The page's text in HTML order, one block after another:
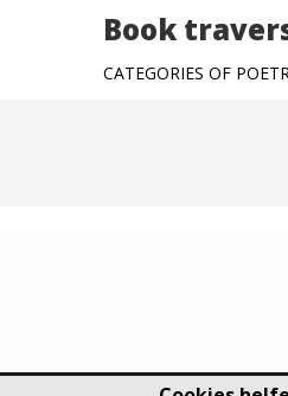
Book
CATEGORIES OF